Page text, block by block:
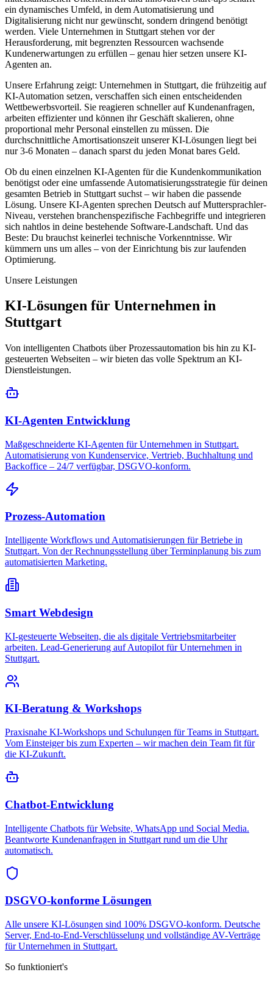
ein dynamisches Umfeld, in dem Automatisierung und
Digitalisierung nicht nur gewünscht, sondern dringend benötigt
werden. Viele Unternehmen in Stuttgart stehen vor der
Herausforderung, mit begrenzten Ressourcen wachsende
Kundenerwartungen zu erfüllen – genau hier setzen unsere KI-
Agenten an.
Unsere Erfahrung zeigt: Unternehmen in Stuttgart, die frühzeitig auf
KI-Automation setzen, verschaffen sich einen entscheidenden
Wettbewerbsvorteil. Sie reagieren schneller auf Kundenanfragen,
arbeiten effizienter und können ihr Geschäft skalieren, ohne
proportional mehr Personal einstellen zu müssen. Die
durchschnittliche Amortisationszeit unserer KI-Lösungen liegt bei
nur 3-6 Monaten – danach sparst du jeden Monat bares Geld.
Ob du einen einzelnen KI-Agenten für die Kundenkommunikation
benötigst oder eine umfassende Automatisierungsstrategie für deinen
gesamten Betrieb in Stuttgart suchst – wir haben die passende
Lösung. Unsere KI-Agenten sprechen Deutsch auf Muttersprachler-
Niveau, verstehen branchenspezifische Fachbegriffe und integrieren
sich nahtlos in deine bestehende Software-Landschaft. Und das
Beste: Du brauchst keinerlei technische Vorkenntnisse. Wir
kümmern uns um alles – von der Einrichtung bis zur laufenden
Optimierung.
Unsere Leistungen
KI-Lösungen für Unternehmen in
Stuttgart
Von intelligenten Chatbots über Prozessautomation bis hin zu KI-
gesteuerten Webseiten – wir bieten das volle Spektrum an KI-
Dienstleistungen.
KI-Agenten Entwicklung
Maßgeschneiderte KI-Agenten für Unternehmen in Stuttgart.
Automatisierung von Kundenservice, Vertrieb, Buchhaltung und
Backoffice – 24/7 verfügbar, DSGVO-konform.
Prozess-Automation
Intelligente Workflows und Automatisierungen für Betriebe in
Stuttgart. Von der Rechnungsstellung über Terminplanung bis zum
automatisierten Marketing.
Smart Webdesign
KI-gesteuerte Webseiten, die als digitale Vertriebsmitarbeiter
arbeiten. Lead-Generierung auf Autopilot für Unternehmen in
Stuttgart.
KI-Beratung & Workshops
Praxisnahe KI-Workshops und Schulungen für Teams in Stuttgart.
Vom Einsteiger bis zum Experten – wir machen dein Team fit für
die KI-Zukunft.
Chatbot-Entwicklung
Intelligente Chatbots für Website, WhatsApp und Social Media.
Beantworte Kundenanfragen in Stuttgart rund um die Uhr
automatisch.
DSGVO-konforme Lösungen
Alle unsere KI-Lösungen sind 100% DSGVO-konform. Deutsche
Server, End-to-End-Verschlüsselung und vollständige AV-Verträge
für Unternehmen in Stuttgart.
So funktioniert's